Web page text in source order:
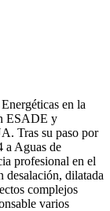
en la
ESADE y
Tras su paso por
a Aguas de
profesional en el
desalación, dilatada
complejos
varios